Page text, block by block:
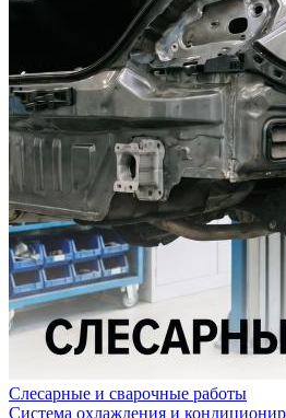
Слесарные и сварочные работы
Система охлаждения и